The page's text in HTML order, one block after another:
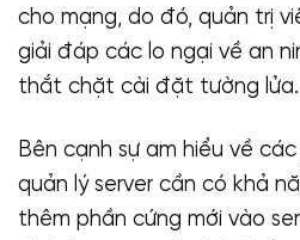
cho mạng, do đó, quản trị
giải đáp các lo ngại về an
thắt chặt cài đặt tường lửa.
Bên cạnh sự am hiểu về
quản lý server cần có khả
thêm phần cứng mới vào